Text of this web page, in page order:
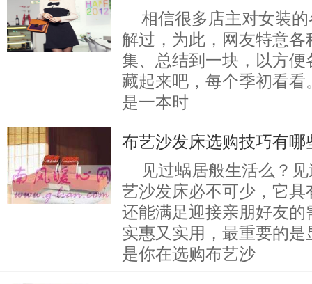
相信很多店主对女装
解过，为此，网友特意各
集、总结到一块，以方
藏起来吧，每个季初看看
是一本时
布艺沙发床选购技巧有哪
见过蜗居般生活么？
艺沙发床必不可少，它
还能满足迎接亲朋好友
实惠又实用，最重要的
是你在选购布艺沙